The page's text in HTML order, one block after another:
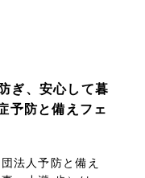
ぎ、安心して暮
予防と備えフェ
法人予防と備え